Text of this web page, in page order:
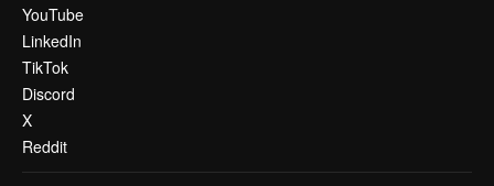
YouTube
LinkedIn
TikTok
Discord
X
Reddit